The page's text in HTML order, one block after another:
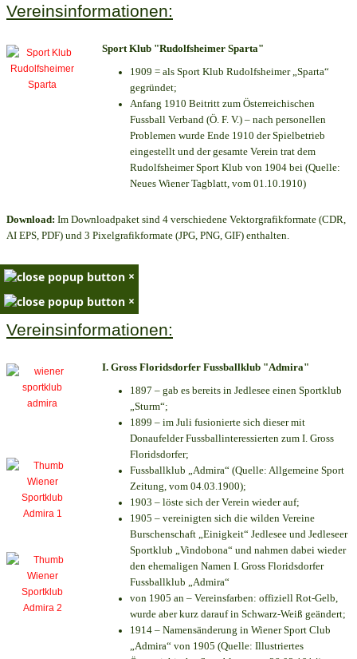
Vereinsinformationen:
Sport Klub "Rudolfsheimer Sparta"
1909 = als Sport Klub Rudolfsheimer „Sparta“
gegründet;
Anfang 1910 Beitritt zum Österreichischen
Fussball Verband (Ö. F. V.) – nach personellen
Problemen wurde Ende 1910 der Spielbetrieb
eingestellt und der gesamte Verein trat dem
Rudolfsheimer Sport Klub von 1904 bei (Quelle:
Neues Wiener Tagblatt, vom 01.10.1910)
Download: Im Downloadpaket sind 4 verschiedene Vektorgrafikformate (CDR,
AI EPS, PDF) und 3 Pixelgrafikformate (JPG, PNG, GIF) enthalten.
×
×
Vereinsinformationen:
I. Gross Floridsdorfer Fussballklub "Admira"
1897 – gab es bereits in Jedlesee einen Sportklub
„Sturm“;
1899 – im Juli fusionierte sich dieser mit
Donaufelder Fussballinteressierten zum I. Gross
Floridsdorfer;
Fussballklub „Admira“ (Quelle: Allgemeine Sport
Zeitung, vom 04.03.1900);
1903 – löste sich der Verein wieder auf;
1905 – vereinigten sich die wilden Vereine
Burschenschaft „Einigkeit“ Jedlesee und Jedleseer
Sportklub „Vindobona“ und nahmen dabei wieder
den ehemaligen Namen I. Gross Floridsdorfer
Fussballklub „Admira“
von 1905 an – Vereinsfarben: offiziell Rot-Gelb,
wurde aber kurz darauf in Schwarz-Weiß geändert;
1914 – Namensänderung in Wiener Sport Club
„Admira“ von 1905 (Quelle: Illustriertes